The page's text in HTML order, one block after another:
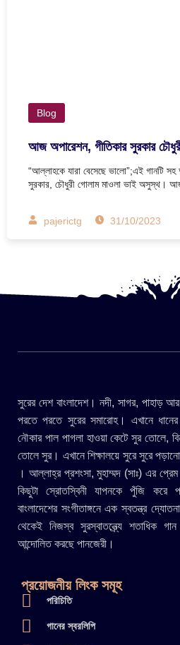
Blog
আজ অপারেশন, গীতিকার সুরকার
“আল্লাহকে যারা বেসেছে ভালো”;এই গানটি
সুরকার, চৌধুরী গোলাম মাওলা ভাই অসুস্থ।
pajerictg 31/10/2023
সুরের দেশ বাংলাদেশ। নদী, সাগর,
পরতে পরতে সুরের সমারোহ। এখানে
নৌকার পাল পাগলা হাওয়া কেটে সুর তোলে,
তোলে সুর। এখানে শিক্ষালয়ে সুরে সুরে
। আল্লাহ্র প্রশংসা, মুহাম্মদ (সাঃ) এর
কিছুটা স্রোতস্বিনী যাপনকে পুঁজি করে
বাংলাদেশের সংগীতাঙ্গনে এক স্বতন্ত্র
থেকেই নিজস্ব সুরস্বাতন্ত্র্যে শতাধিক
আন্দোলিত করছে পানজেরী।
প্রয়োজনীয় লিংক সমূহ
পরিচিতি
গানের স্বরলিপি